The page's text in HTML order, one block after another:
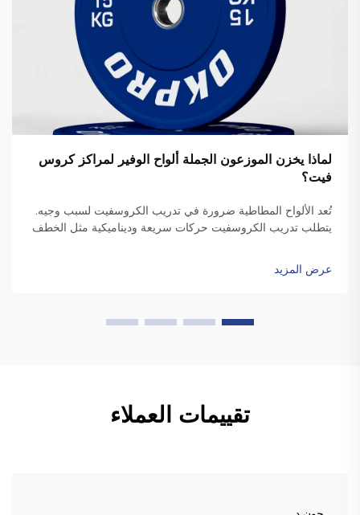
لماذا يخزن الموزعون الجملة ألواح الوفير لمراكز كروس
فيت؟
تُعد الألواح المطاطية ضرورة في تدريب الكروسفيت لسبب وجيه.
يتطلب تدريب الكروسفيت حركات سريعة وديناميكية مثل الخطف
القياسية، فإن الألواح المطاطية عالية الجودة تكون متينة بدرجة
كافية ل...
عرض المزيد
تقييمات العملاء